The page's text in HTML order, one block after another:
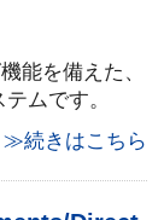
能を備えた、
ムです。
≫続きはこちら